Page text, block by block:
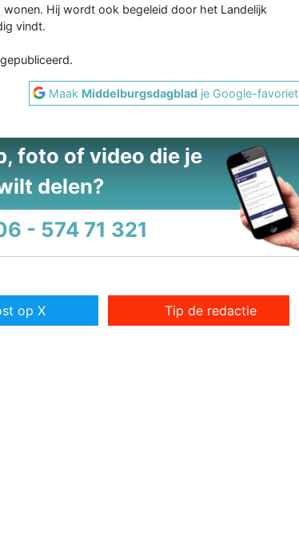
Hij wordt ook begeleid door het Landelijk
vindt.
Maak Middelburgsdagblad je Google-favoriet
foto of video die je
delen?
- 574 71 321
op X Tip de redactie